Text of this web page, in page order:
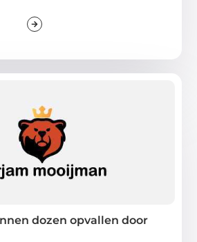
dozen opvallen door